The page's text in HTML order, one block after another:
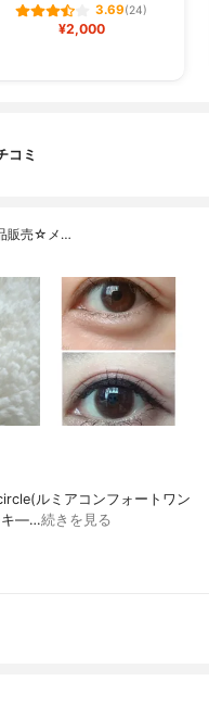
3.69(24)
¥2,000
コミ
販売☆メ…
ルミアコンフォートワン
キ⁡—…続きを見る